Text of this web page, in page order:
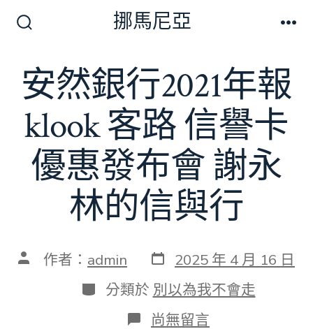
切
換
開
關
挪馬尼亞
安然銀行2021年報
klook 客路 信譽卡
優惠發布會 謝永
林的信與行
文 作者： admin 發
表
日
期
2025 年 4 月 16 日
分
類
分類於 別以為我不會走
在
尚無留言